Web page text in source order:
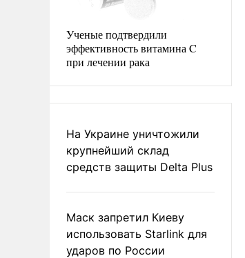
Ученые подтвердили
эффективность витамина C
при лечении рака
На Украине уничтожили
крупнейший склад
средств защиты Delta Plus
Маск запретил Киеву
использовать Starlink для
ударов по России